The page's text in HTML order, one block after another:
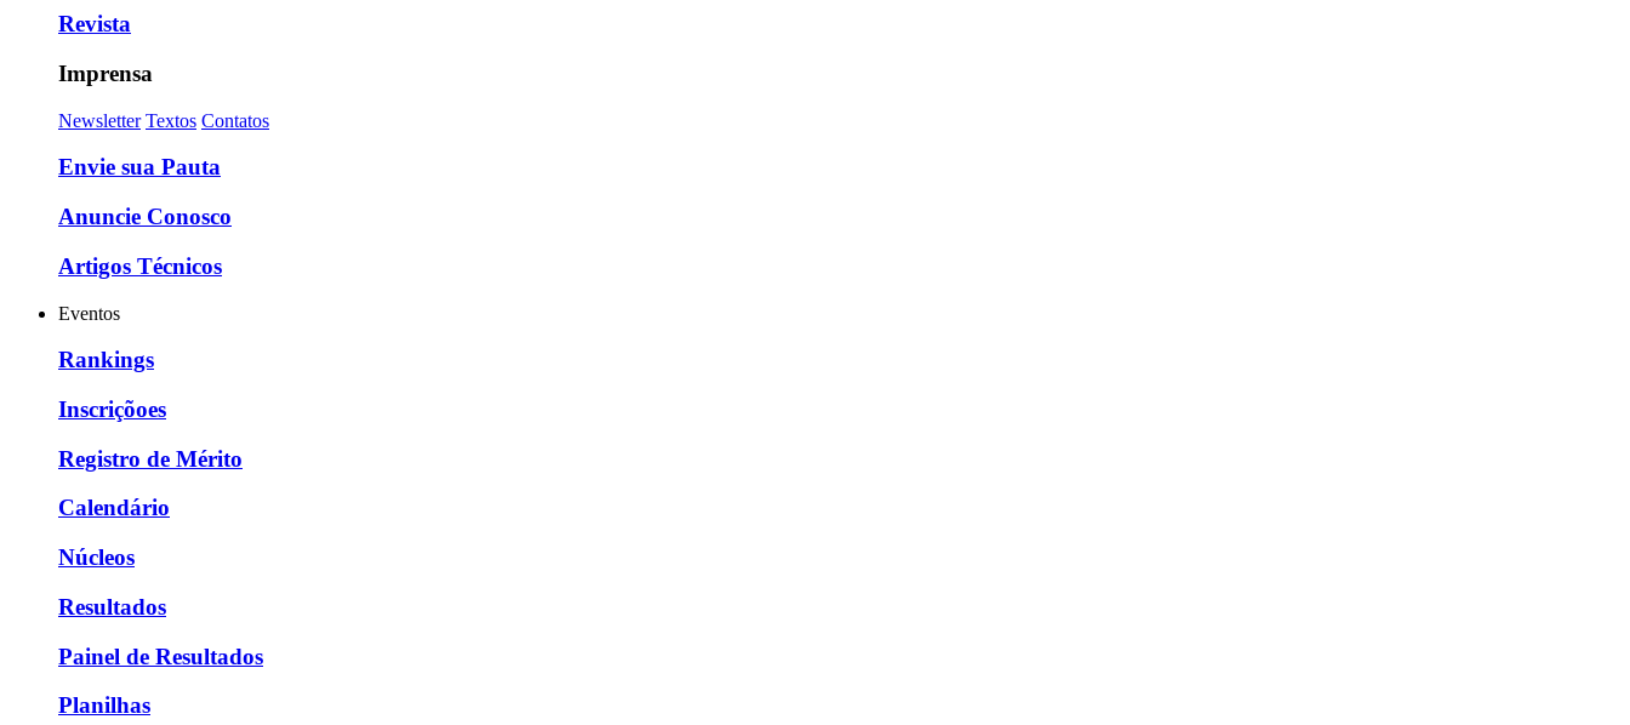
Revista
Imprensa
Newsletter Textos Contatos
Envie sua Pauta
Anuncie Conosco
Artigos Técnicos
Eventos
Rankings
Inscriçõoes
Registro de Mérito
Calendário
Núcleos
Resultados
Painel de Resultados
Planilhas